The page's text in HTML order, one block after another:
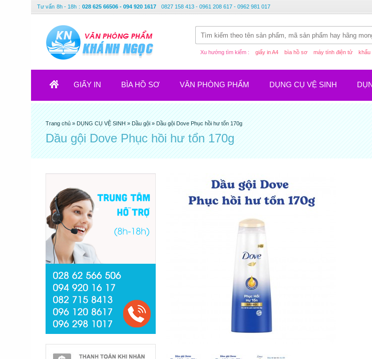
Tư vấn 8h - 18h : 028 625 66506 - 094 920 1617 0827 158 413 - 0961 208 617 - 0962 981 017
Xu hướng tìm kiếm : giấy in A4 bìa hồ sơ máy tính điện tử khẩu
GIẤY IN BÌA HỒ SƠ VĂN PHÒNG PHẨM DỤNG CỤ VỆ SINH
Trang chủ»DỤNG CỤ VỆ SINH»Dầu gội »Dầu gội Dove Phục hồi hư tổn 170g
Dầu gội Dove Phục hồi hư tổn 170g